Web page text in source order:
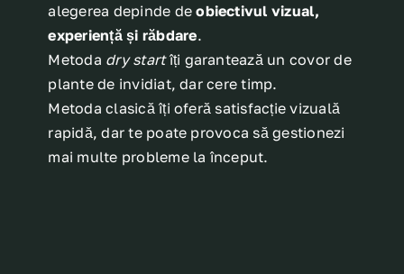
alegerea depinde deobiectivul vizual,
experiență și răbdare.
Metoda dry startîți garantează un covor de
plante de invidiat, dar cere timp.
Metoda clasică îți oferă satisfacție vizuală
rapidă, dar te poate provoca să gestionezi
mai multe probleme la început.